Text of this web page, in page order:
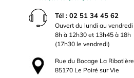
Tél : 02 51 34 45 62
Ouvert du lundi au vendredi
8h à 12h30 et 13h45 à 18h
(17h30 le vendredi)
Rue du Bocage La Ribotière
85170 Le Poiré sur Vie